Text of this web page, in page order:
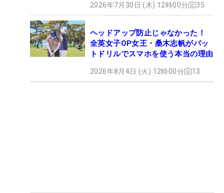
2026年7月30日 (木) 12時00分 35
ヘッドアップ防止じゃなかった！
全英女子OP女王・桑木志帆がパッ
トドリルでスマホを使う本当の理由
2026年8月4日 (火) 12時00分 13